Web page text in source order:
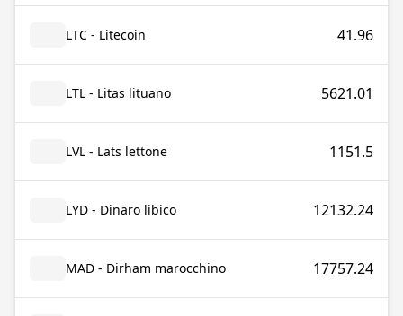
LTC - Litecoin 41.96
LTL - Litas lituano 5621.01
LVL - Lats lettone 1151.5
LYD - Dinaro libico 12132.24
MAD - Dirham marocchino 17757.24